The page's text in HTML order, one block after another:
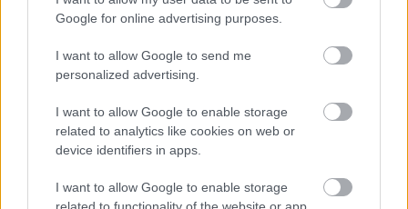
Google for online advertising purposes.
I want to allow Google to send me
personalized advertising.
I want to allow Google to enable storage
related to analytics like cookies on web or
device identifiers in apps.
I want to allow Google to enable storage
related to functionality of the website or app.